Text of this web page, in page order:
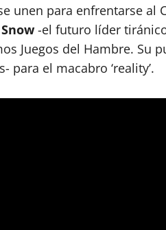
unen para enfrentarse al
-el futuro líder
Juegos del Hambre. Su
para el macabro ‘reality’.